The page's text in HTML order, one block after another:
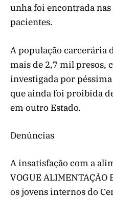
unha foi encontrada
pacientes.
A população carcerária
mais de 2,7 mil presos,
investigada por
que ainda foi proibida
em outro Estado.
Denúncias
A insatisfação com a
VOGUE ALIMENTAÇÃO
os jovens internos do